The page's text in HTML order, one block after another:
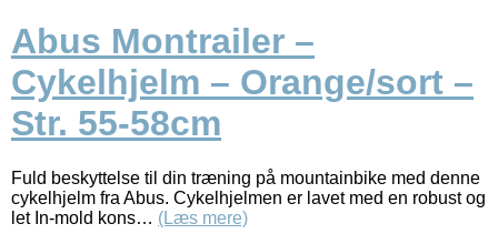
Abus Montrailer –
Cykelhjelm – Orange/sort –
Str. 55-58cm
Fuld beskyttelse til din træning på mountainbike med denne
cykelhjelm fra Abus. Cykelhjelmen er lavet med en robust og
let In-mold kons… (Læs mere)